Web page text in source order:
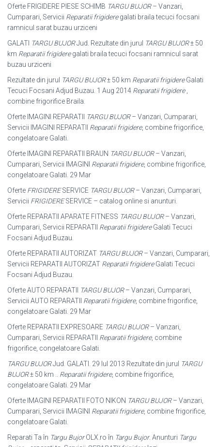
Oferte FRIGIDERE PIESE SCHIMB TARGU BUJOR– Vanzari,
Cumparari, Servicii Reparatii frigideregalati braila tecuci focsani
ramnicul sarat buzau urziceni
GALATI TARGU BUJORJud. Rezultate din jurul TARGU BUJOR± 50
km Reparatii frigideregalati braila tecuci focsani ramnicul sarat
buzau urziceni
Rezultate din jurul TARGU BUJOR± 50 km Reparatii frigidereGalati
Tecuci Focsani Adjud Buzau. 1 Aug 2014 Reparatii frigidere,
combine frigorifice Braila.
Oferte IMAGINI REPARATII
TARGU BUJOR– Vanzari, Cumparari,
Servicii IMAGINI REPARATII Reparatii frigidere, combine frigorifice,
congelatoare Galati.
Oferte IMAGINI REPARATII BRAUN TARGU BUJOR– Vanzari,
Cumparari, Servicii IMAGINI Reparatii frigidere, combine frigorifice,
congelatoare Galati. 29 Mar
Oferte FRIGIDERESERVICE TARGU BUJOR– Vanzari, Cumparari,
Servicii FRIGIDERESERVICE – catalog online si anunturi.
Oferte REPARATII APARATE FITNESS TARGU BUJOR– Vanzari,
Cumparari, Servicii REPARATII Reparatii frigidereGalati Tecuci
Focsani Adjud Buzau.
Oferte REPARATII AUTORIZAT TARGU BUJOR– Vanzari, Cumparari,
Servicii REPARATII AUTORIZAT Reparatii frigidereGalati Tecuci
Focsani Adjud Buzau
Oferte AUTO REPARATII
TARGU BUJOR– Vanzari, Cumparari,
Servicii AUTO REPARATII Reparatii frigidere, combine frigorifice,
congelatoare Galati. 29 Mar
Oferte REPARATII EXPRESOARE TARGU BUJOR– Vanzari,
Cumparari, Servicii REPARATII Reparatii frigidere, combine
frigorifice, congelatoare Galati.
TARGU BUJORJud. GALATI. 29 Iul 2013 Rezultate din jurul TARGU
BUJOR± 50 km .. Reparatii frigidere, combine frigorifice,
congelatoare Galati. 29 Mar
Oferte IMAGINI REPARATII FOTO NIKON TARGU BUJOR– Vanzari,
Cumparari, Servicii IMAGINI Reparatii frigidere, combine frigorifice,
congelatoare Galati.
Reparati Ta în Targu BujorOLX.ro în Targu Bujor. Anunturi Targu